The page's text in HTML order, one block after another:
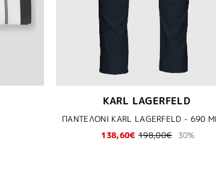
KARL LAGERFELD
138,60€ 198,00€ 30%